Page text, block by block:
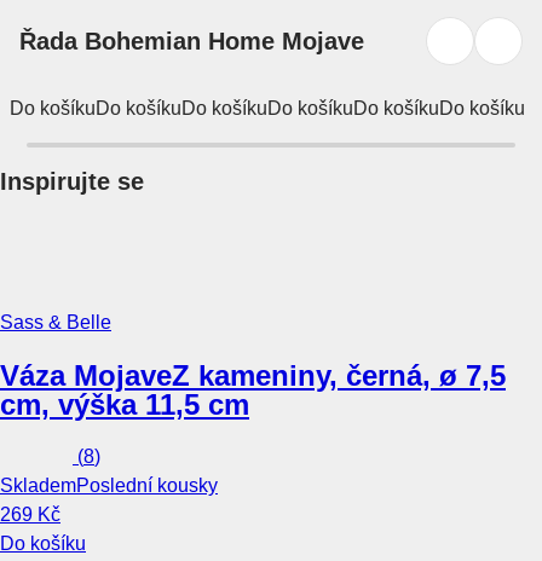
Řada Bohemian Home Mojave
Do košíkuDo košíkuDo košíkuDo košíkuDo košíkuDo košíku
Inspirujte se
Sass & Belle
Váza MojaveZ kameniny, černá, ø 7,5
cm, výška 11,5 cm
(8)
SklademPoslední kousky
269 Kč
Do košíku